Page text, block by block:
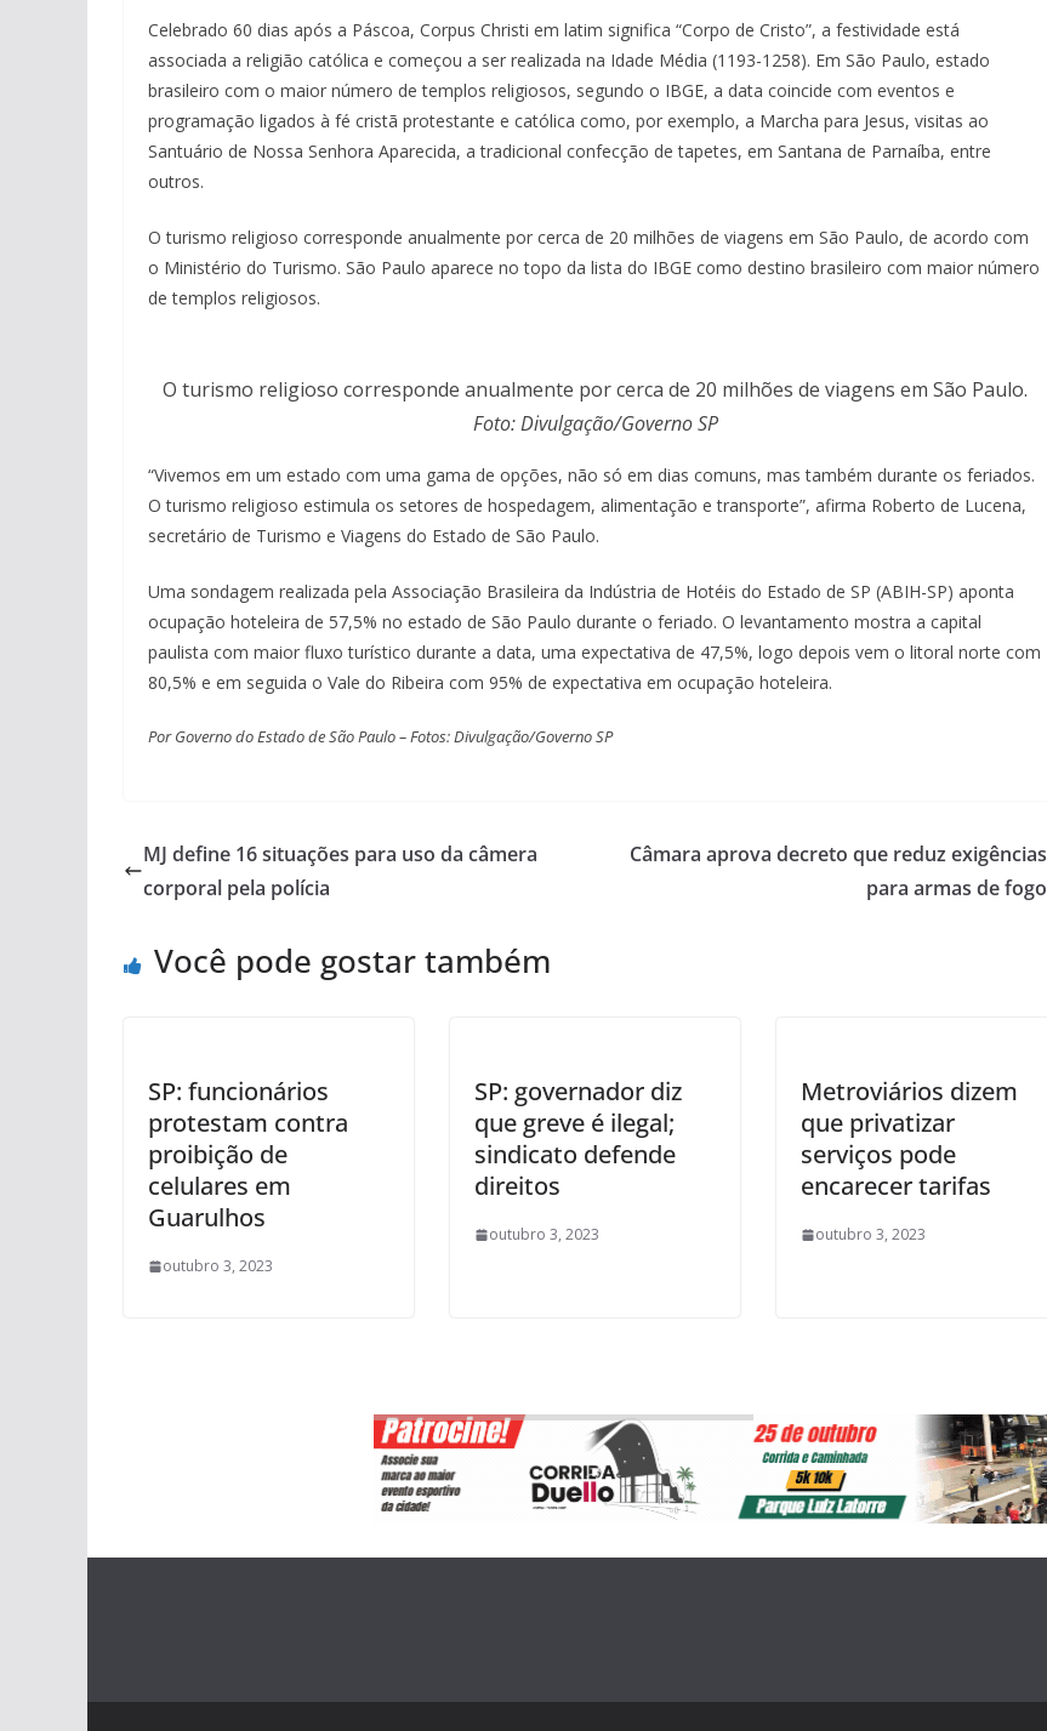
Celebrado 60 dias após a Páscoa, Corpus Christi em latim significa “Corpo de Cristo”, a festividade está
associada a religião católica e começou a ser realizada na Idade Média (1193-1258). Em São Paulo, estado
brasileiro com o maior número de templos religiosos, segundo o IBGE, a data coincide com eventos e
programação ligados à fé cristã protestante e católica como, por exemplo, a Marcha para Jesus, visitas ao
Santuário de Nossa Senhora Aparecida, a tradicional confecção de tapetes, em Santana de Parnaíba, entre
outros.
O turismo religioso corresponde anualmente por cerca de 20 milhões de viagens em São Paulo, de acordo com
o Ministério do Turismo. São Paulo aparece no topo da lista do IBGE como destino brasileiro com maior número
de templos religiosos.
O turismo religioso corresponde anualmente por cerca de 20 milhões de viagens em São Paulo.
Foto: Divulgação/Governo SP
“Vivemos em um estado com uma gama de opções, não só em dias comuns, mas também durante os feriados.
O turismo religioso estimula os setores de hospedagem, alimentação e transporte”, afirma Roberto de Lucena,
secretário de Turismo e Viagens do Estado de São Paulo.
Uma sondagem realizada pela Associação Brasileira da Indústria de Hotéis do Estado de SP (ABIH-SP) aponta
ocupação hoteleira de 57,5% no estado de São Paulo durante o feriado. O levantamento mostra a capital
paulista com maior fluxo turístico durante a data, uma expectativa de 47,5%, logo depois vem o litoral norte com
80,5% e em seguida o Vale do Ribeira com 95% de expectativa em ocupação hoteleira.
Por Governo do Estado de São Paulo – Fotos: Divulgação/Governo SP
MJ define 16 situações para uso da câmera
corporal pela polícia
Câmara aprova decreto que reduz exigências
para armas de fogo
Você pode gostar também
SP: funcionários
protestam contra
proibição de
celulares em
Guarulhos
outubro 3, 2023
SP: governador diz
que greve é ilegal;
sindicato defende
direitos
outubro 3, 2023
Metroviários dizem
que privatizar
serviços pode
encarecer tarifas
outubro 3, 2023